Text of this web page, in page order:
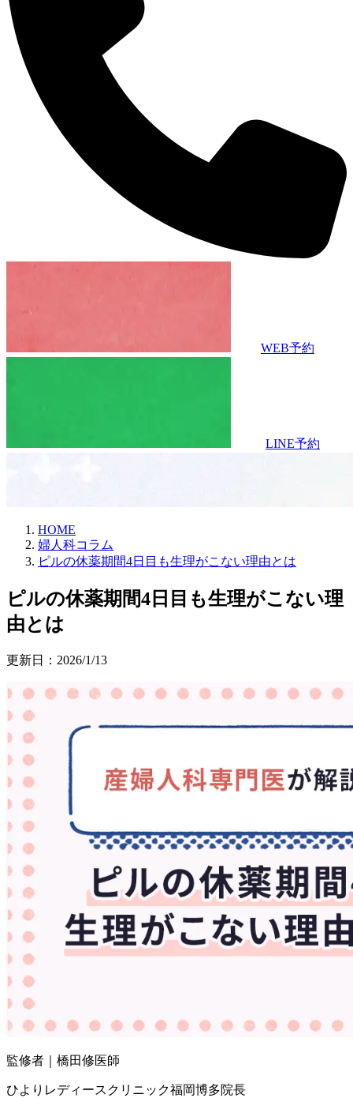
WEB予約
LINE予約
HOME
婦人科コラム
ピルの休薬期間4日目も生理がこない理由とは
ピルの​休薬期間4日目も​生理が​こない​理
由とは
更新日： 2026/1/13
監修者｜橋田修医師
ひよりレディースクリニック福岡博多院長